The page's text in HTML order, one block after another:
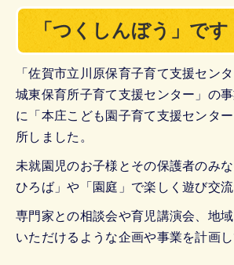
「つくしんぼう」です
「佐賀市立川原保育子育て支援セン
城東保育所子育て支援センター」の
に「本庄こども園子育て支援センタ
所しました。
未就園児のお子様とその保護者のみ
ひろば」や「園庭」で楽しく遊び交流
専門家との相談会や育児講演会、地
いただけるような企画や事業を計画し